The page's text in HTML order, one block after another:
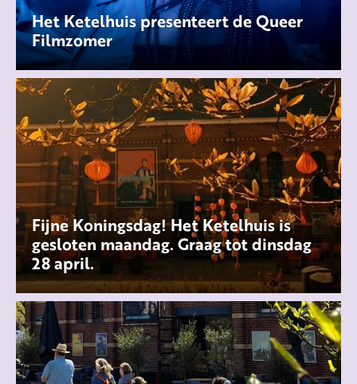
Het Ketelhuis presenteert de Queer
Filmzomer
Fijne Koningsdag! Het Ketelhuis is
gesloten maandag. Graag tot dinsdag
28 april.